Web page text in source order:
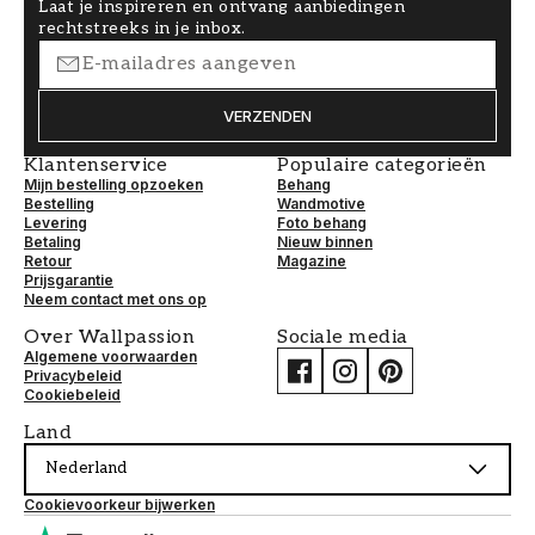
Laat je inspireren en ontvang aanbiedingen
rechtstreeks in je inbox.
VERZENDEN
Klantenservice
Mijn bestelling opzoeken
Bestelling
Levering
Betaling
Retour
Prijsgarantie
Neem contact met ons op
Populaire categorieën
Behang
Wandmotive
Foto behang
Nieuw binnen
Magazine
Over Wallpassion
Algemene voorwaarden
Privacybeleid
Cookiebeleid
Sociale media
Land
Nederland
Cookievoorkeur bijwerken